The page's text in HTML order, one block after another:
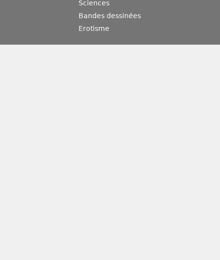
Sciences
Bandes dessinées
Erotisme